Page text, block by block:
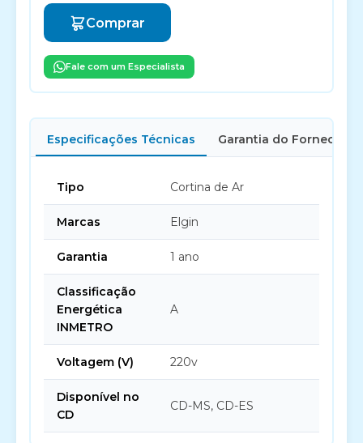
Comprar
Fale com um Especialista
Especificações Técnicas Garantia do Fornecedor
Tipo Cortina de Ar
Marcas Elgin
Garantia 1 ano
Classificação
Energética
INMETRO
A
Voltagem (V) 220v
Disponível no
CD
CD-MS, CD-ES